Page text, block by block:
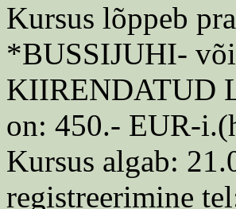
Kursus lõppeb
*BUSSIJUHI-
KIIRENDATUD
on: 450.- EUR-
Kursus algab:
registreerimine